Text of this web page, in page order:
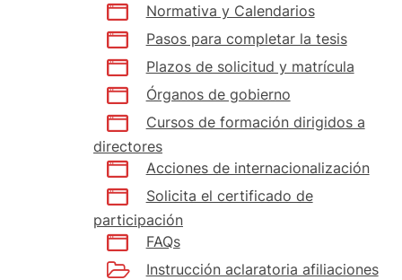
Normativa y Calendarios
Pasos para completar la tesis
Plazos de solicitud y matrícula
Órganos de gobierno
Cursos de formación dirigidos a
directores
Acciones de internacionalización
Solicita el certificado de
participación
FAQs
Instrucción aclaratoria afiliaciones